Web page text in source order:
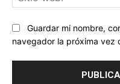
Guardar mi nombre,
navegador la próxima vez